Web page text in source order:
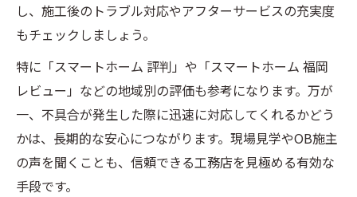
し、施工後のトラブル対応やアフターサービスの充実度
もチェックしましょう。
特に「スマートホーム 評判」や「スマートホーム 福岡
レビュー」などの地域別の評価も参考になります。万が
一、不具合が発生した際に迅速に対応してくれるかどう
かは、長期的な安心につながります。現場見学やOB施主
の声を聞くことも、信頼できる工務店を見極める有効な
手段です。